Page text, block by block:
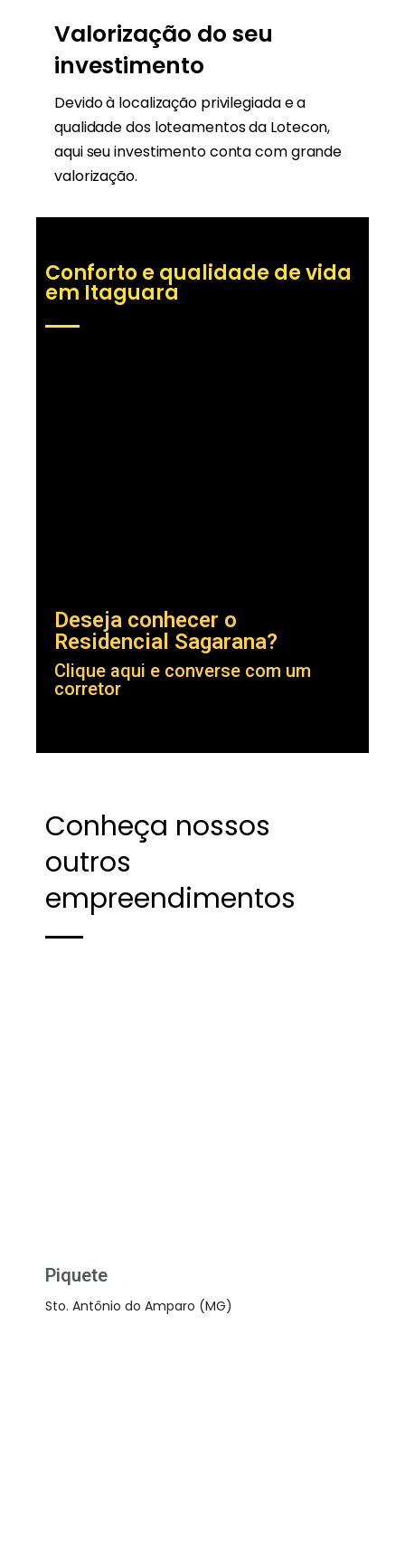
Valorização do seu
investimento
Devido à localização privilegiada e a
qualidade dos loteamentos da Lotecon,
aqui seu investimento conta com grande
valorização.
Conforto e qualidade de vida
em Itaguara
Deseja conhecer o
Residencial Sagarana?
Clique aqui e converse com um
corretor
Conheça nossos
outros
empreendimentos
Piquete
Sto. Antônio do Amparo (MG)